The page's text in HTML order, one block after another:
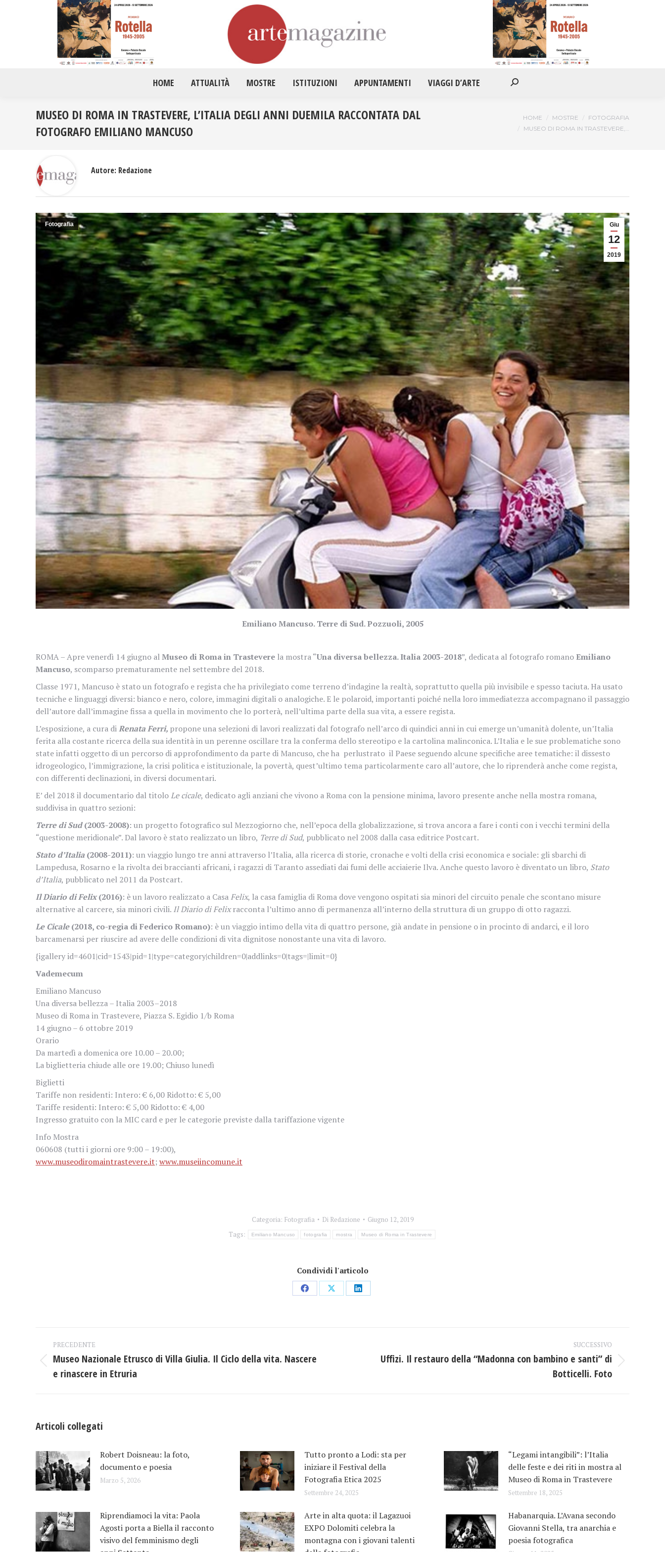
HOME ATTUALITÀ MOSTRE ISTITUZIONI APPUNTAMENTI VIAGGI D’ARTE Cerca:
MUSEO DI ROMA IN TRASTEVERE, L’ITALIA DEGLI ANNI DUEMILA RACCONTATA DAL
FOTOGRAFO EMILIANO MANCUSO
HOME MOSTRE
FOTOGRAFIA
MUSEO DI ROMA IN TRASTEVERE,…
Giu
12
2019
Fotografia
Emiliano Mancuso. Terre di Sud. Pozzuoli, 2005
ROMA – Apre venerdì 14 giugno alMuseo di Roma in Trastevere la mostra“Una diversa bellezza. Italia 2003-2018”, dedicata al fotografo romanoEmiliano
Mancuso, scomparso prematuramente nel settembre del 2018.
Classe 1971, Mancuso è stato un fotografo e regista che ha privilegiato come terreno d’indagine la realtà, soprattutto quella più invisibile e spesso taciuta. Ha usato
tecniche e linguaggi diversi: bianco e nero, colore, immagini digitali o analogiche. E le polaroid, importanti poiché nella loro immediatezza accompagnano il passaggio
dell’autore dall’immagine fissa a quella in movimento che lo porterà, nell’ultima parte della sua vita, a essere regista.
L’esposizione, a cura diRenata Ferri, propone una selezioni di lavori realizzati dal fotografo nell’arco di quindici anni in cui emerge un’umanità dolente, un’Italia
ferita alla costante ricerca della sua identità in un perenne oscillare tra la conferma dello stereotipo e la cartolina malinconica. L’Italia e le sue problematiche sono
state infatti oggetto di un percorso di approfondimento da parte di Mancuso, che ha perlustrato il Paese seguendo alcune specifiche aree tematiche: il dissesto
idrogeologico, l’immigrazione, la crisi politica e istituzionale, la povertà, quest’ultimo tema particolarmente caro all’autore, che lo riprenderà anche come regista,
con differenti declinazioni, in diversi documentari.
E’ del 2018 il documentario dal titoloLe cicale, dedicato agli anziani che vivono a Roma con la pensione minima, lavoro presente anche nella mostra romana,
suddivisa in quattro sezioni:
Terre di Sud(2003-2008): un progetto fotografico sul Mezzogiorno che, nell’epoca della globalizzazione, si trova ancora a fare i conti con i vecchi termini della
“questione meridionale”. Dal lavoro è stato realizzato un libro, Terre di Sud, pubblicato nel 2008 dalla casa editrice Postcart.
Stato d’Italia (2008-2011): un viaggio lungo tre anni attraverso l’Italia, alla ricerca di storie, cronache e volti della crisi economica e sociale: gli sbarchi di
Lampedusa, Rosarno e la rivolta dei braccianti africani, i ragazzi di Taranto assediati dai fumi delle acciaierie Ilva. Anche questo lavoro è diventato un libro, Stato
d’Italia, pubblicato nel 2011 da Postcart.
Il Diario di Felix(2016): è un lavoro realizzato a CasaFelix, la casa famiglia di Roma dove vengono ospitati sia minori del circuito penale che scontano misure
alternative al carcere, sia minori civili. Il Diario di Felixracconta l’ultimo anno di permanenza all’interno della struttura di un gruppo di otto ragazzi.
Le Cicale(2018, co-regia di Federico Romano): è un viaggio intimo della vita di quattro persone, già andate in pensione o in procinto di andarci, e il loro
barcamenarsi per riuscire ad avere delle condizioni di vita dignitose nonostante una vita di lavoro.
{igallery id=4601|cid=1543|pid=1|type=category|children=0|addlinks=0|tags=|limit=0}
Vademecum
Emiliano Mancuso
Una diversa bellezza – Italia 2003–2018
Museo di Roma in Trastevere, Piazza S. Egidio 1/b Roma
14 giugno – 6 ottobre 2019
Orario
Da martedì a domenica ore 10.00 – 20.00;
La biglietteria chiude alle ore 19.00; Chiuso lunedì
Biglietti
Tariffe non residenti: Intero: € 6,00 Ridotto: € 5,00
Tariffe residenti: Intero: € 5,00 Ridotto: € 4,00
Ingresso gratuito con la MIC card e per le categorie previste dalla tariffazione vigente
Info Mostra
060608 (tutti i giorni ore 9:00 – 19:00),
www.museodiromaintrastevere.it; www.museiincomune.it
Categoria: Fotografia Di Redazione
Giugno 12, 2019
Tags:
Emiliano Mancuso fotografia mostra Museo di Roma in Trastevere
Condividi l'articolo
CondividiCondividiCondividi
Autore: Redazione
Naviga
tra
PRECEDENTE
Post
precedente:
Museo Nazionale Etrusco di Villa Giulia. Il Ciclo della vita. Nascere
e rinascere in Etruria
SUCCESSIVO
Uffizi. Il restauro della “Madonna con bambino e santi” di
Botticelli. Foto
Articoli collegati
Robert Doisneau: la foto,
documento e poesia
Marzo 5, 2026
Tutto pronto a Lodi: sta per
iniziare il Festival della
Fotografia Etica 2025
Settembre 24, 2025
“Legami intangibili”: l’Italia
delle feste e dei riti in mostra al
Museo di Roma in Trastevere
Settembre 18, 2025
Riprendiamoci la vita: Paola
Agosti porta a Biella il racconto
visivo del femminismo degli
Arte in alta quota: il Lagazuoi
EXPO Dolomiti celebra la
montagna con i giovani talenti
Habanarquia. L’Avana secondo
Giovanni Stella, tra anarchia e
poesia fotografica
HOME APPUNTAMENTI VIAGGI D’ARTE